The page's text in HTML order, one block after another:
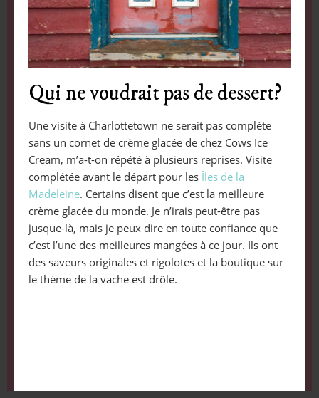
Qui ne voudrait pas de dessert?
Une visite à Charlottetown ne serait pas complète
sans un cornet de crème glacée de chez Cows Ice
Cream, m’a-t-on répété à plusieurs reprises. Visite
complétée avant le départ pour lesÎles de la
Madeleine. Certains disent que c’est la meilleure
crème glacée du monde. Je n’irais peut-être pas
jusque-là, mais je peux dire en toute confiance que
c’est l’une des meilleures mangées à ce jour. Ils ont
des saveurs originales et rigolotes et la boutique sur
le thème de la vache est drôle.